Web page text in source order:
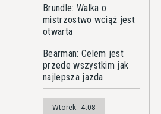
Brundle: Walka o
mistrzostwo wciąż jest
otwarta
Bearman: Celem jest
przede wszystkim jak
najlepsza jazda
Wtorek 4.08